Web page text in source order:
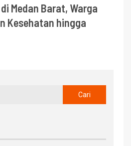
Medan Barat, Warga
Kesehatan hingga